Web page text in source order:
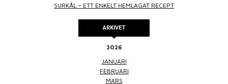
SURKÅL – ETT ENKELT HEMLAGAT RECEPT
ARKIVET
2026
JANUARI
FEBRUARI
MARS